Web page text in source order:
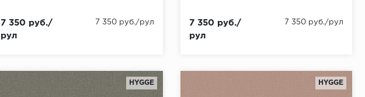
7 350 руб./
рул
7 350 руб./рул
7 350 руб./
рул
7 350 руб./рул
HYGGE HYGGE